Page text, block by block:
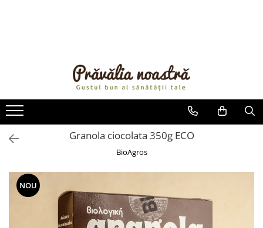
ULEIURI ȘI UNTURI
MĂSLINE
NUCI ȘI SEMINȚE
FRUCTE DESHIDRATATE
ÎNDULCITORI NATURALI / MIERE
FRUCTE LA CONSERVĂ
OȚETURI ȘI SOSURI
FĂINĂ FĂRĂ GLUTEN
Granola ciocolata 350g ECO
BioAgros
NOU